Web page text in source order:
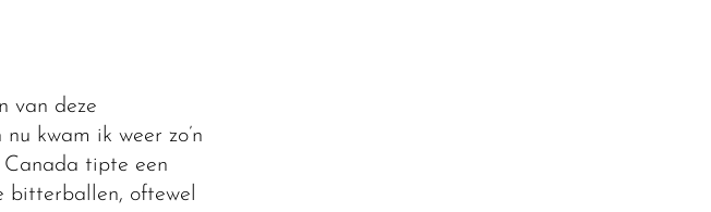
van deze
kwam ik weer zo’n
tipte een
bitterballen, oftewel